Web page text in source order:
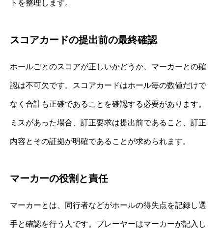
トを整理します。
スコアカードの提出前の最終確認
ホールごとのスコアが正しいかどうか、マーカーとの確
認は不可欠です。スコアカードはホール毎の数値だけで
なく合計も正確であることを確認する必要があります。
ミスがあった場合、訂正要求は提出前であること、訂正
内容とその証拠が明確であることが求められます。
マーカーの役割と責任
マーカーとは、同行者などがホールの得失点を記録し選
手と確認を行う人です。プレーヤーはマーカーが記入し